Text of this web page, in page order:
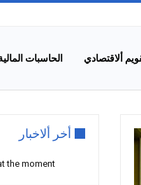
ألاقتصادي الحاسبات
أخر ألاخبار
the moment.